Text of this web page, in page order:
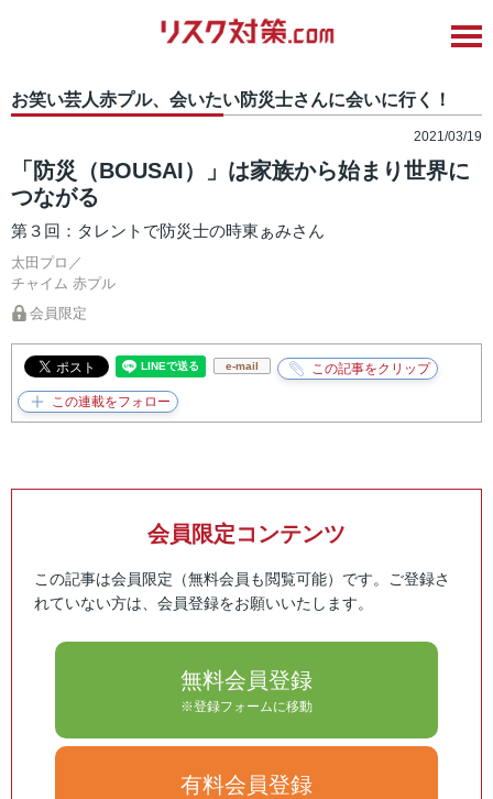
お笑い芸人赤プル、会いたい防災士さんに会いに行く！
2021/03/19
「防災（BOUSAI）」は家族から始まり世界に
つながる
第３回：タレントで防災士の時東ぁみさん
太田プロ／
チャイム 赤プル
会員限定
e-mail
会員限定コンテンツ
この記事は会員限定（無料会員も閲覧可能）です。ご登録さ
れていない方は、会員登録をお願いいたします。
無料会員登録
※登録フォームに移動
有料会員登録